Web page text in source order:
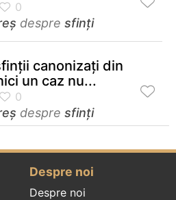
despre sfinți
canonizaţi din
un caz nu...
despre sfinți
Despre noi
Despre noi